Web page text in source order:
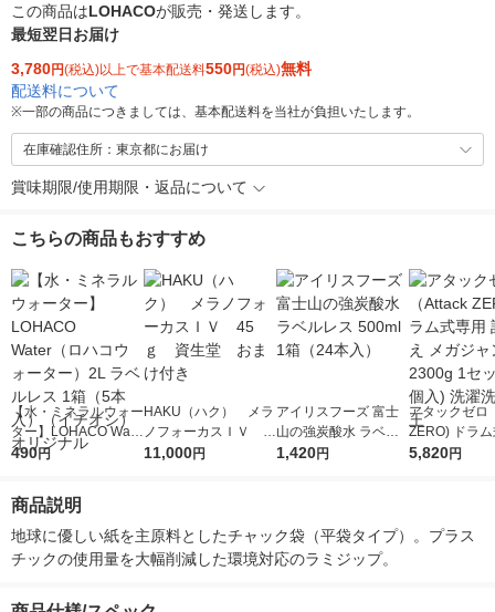
この商品はLOHACOが販売・発送します。
最短翌日お届け
3,780円(税込)以上で基本配送料550円(税込)無料
配送料について
※一部の商品につきましては、基本配送料を当社が負担いたします。
在庫確認住所：東京都にお届け
賞味期限/使用期限・返品について
こちらの商品もおすすめ
【水・ミネラルウォー
ター】LOHACO Wate
r（ロハコウォータ
シ） オリジナル
490円
HAKU（ハク） メラ
ノフォーカスＩＶ 4
5ｇ 資生堂 おまけ
11,000円
アイリスフーズ 富士
山の強炭酸水 ラベル
レス 500ml 1箱（24
1,420円
アタックゼロ
ZERO) ドラ
詰め替え メガ
5,820円
商品説明
地球に優しい紙を主原料としたチャック袋（平袋タイプ）。プラス
チックの使用量を大幅削減した環境対応のラミジップ。